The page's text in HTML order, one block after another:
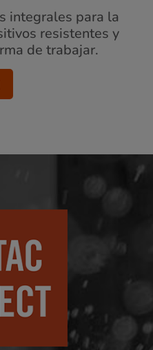
integrales para la
resistentes y
de trabajar.